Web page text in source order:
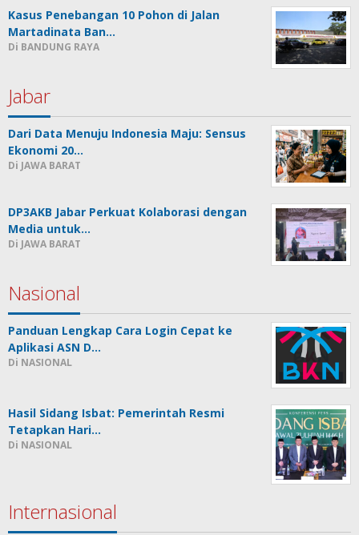
Kasus Penebangan 10 Pohon di Jalan
Martadinata Ban…
Di BANDUNG RAYA
Jabar
Dari Data Menuju Indonesia Maju: Sensus
Ekonomi 20…
Di JAWA BARAT
DP3AKB Jabar Perkuat Kolaborasi dengan
Media untuk…
Di JAWA BARAT
Nasional
Panduan Lengkap Cara Login Cepat ke
Aplikasi ASN D…
Di NASIONAL
Hasil Sidang Isbat: Pemerintah Resmi
Tetapkan Hari…
Di NASIONAL
Internasional